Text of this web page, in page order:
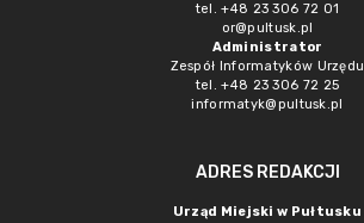
tel. +48 23 306 72 01
or@pultusk.pl
Administrator
Zespół Informatyków Urzędu
tel. +48 23 306 72 25
informatyk@pultusk.pl
ADRES REDAKCJI
Urząd Miejski w Pułtusku